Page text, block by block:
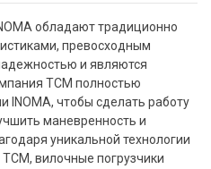
обладают традиционно
превосходным
и являются
ТСМ полностью
INOMA, чтобы сделать работу
маневренность и
уникальной технологии
вилочные погрузчики